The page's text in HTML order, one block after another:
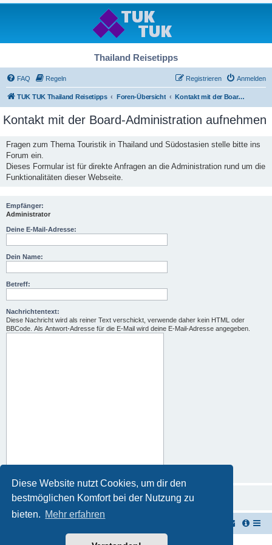
Diese Website nutzt Cookies, um dir den
bestmöglichen Komfort bei der Nutzung zu
bieten. Mehr erfahren
Thailand Reisetipps
FAQ Regeln Anmelden
Registrieren
TUK TUK Thailand Reisetipps Foren-Übersicht Kontakt mit der Board-Administration aufnehmen
Kontakt mit der Board-Administration aufnehmen
Fragen zum Thema Touristik in Thailand und Südostasien stelle bitte ins
Forum ein.
Dieses Formular ist für direkte Anfragen an die Administration rund um die
Funktionalitäten dieser Webseite.
Empfänger:
Administrator
Deine E-Mail-Adresse:
Dein Name:
Betreff:
Nachrichtentext:
Diese Nachricht wird als reiner Text verschickt, verwende daher kein HTML oder
BBCode. Als Antwort-Adresse für die E-Mail wird deine E-Mail-Adresse angegeben.